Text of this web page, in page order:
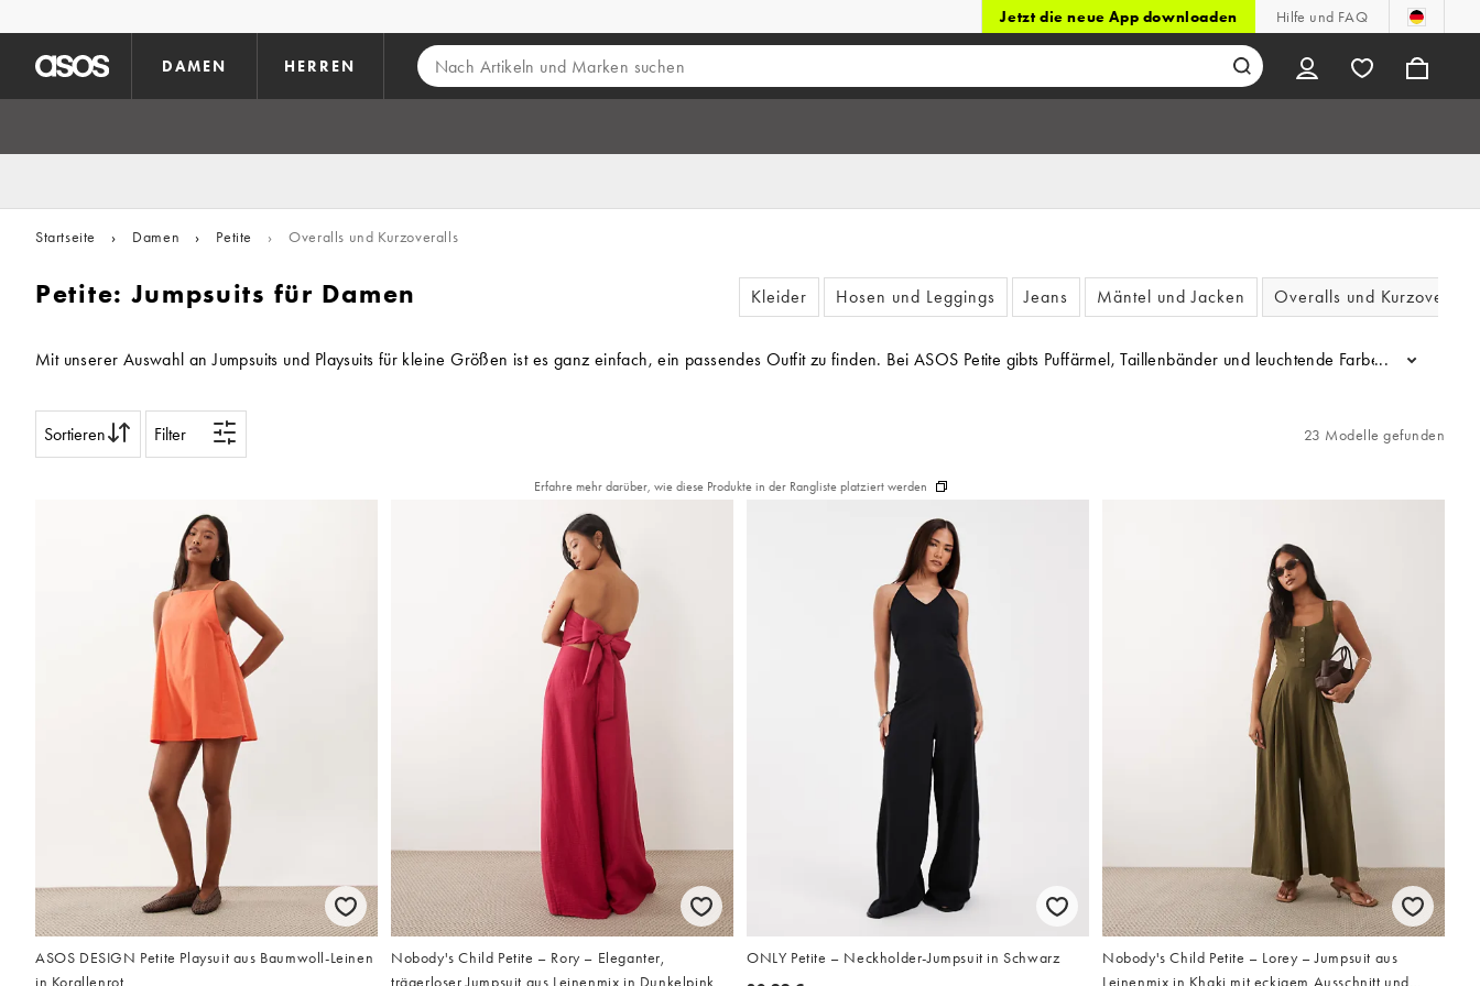
Jetzt die neue App downloaden Hilfe und FAQ
DAMEN HERREN
Startseite › Damen › Petite › Overalls und Kurzoveralls
Petite: Jumpsuits für Damen Kleider Hosen und Leggings Jeans Mäntel und Jacken Overalls und Kurzoveralls
Mit unserer Auswahl an Jumpsuits und Playsuits für kleine Größen ist es ganz einfach, ein passendes Outfit zu finden. Bei ASOS Petite gibts Puffärmel, Taillenbänder und leuchtende Farben, die
...
Sortieren Filter 23 Modelle gefunden
Erfahre mehr darüber, wie diese Produkte in der Rangliste platziert werden
ASOS DESIGN Petite Playsuit aus Baumwoll-Leinen
in Korallenrot
Nobody's Child Petite – Rory – Eleganter,
trägerloser Jumpsuit aus Leinenmix in Dunkelpink
ONLY Petite – Neckholder-Jumpsuit in Schwarz
Nobody's Child Petite – Lorey – Jumpsuit aus
Leinenmix in Khaki mit eckigem Ausschnitt und